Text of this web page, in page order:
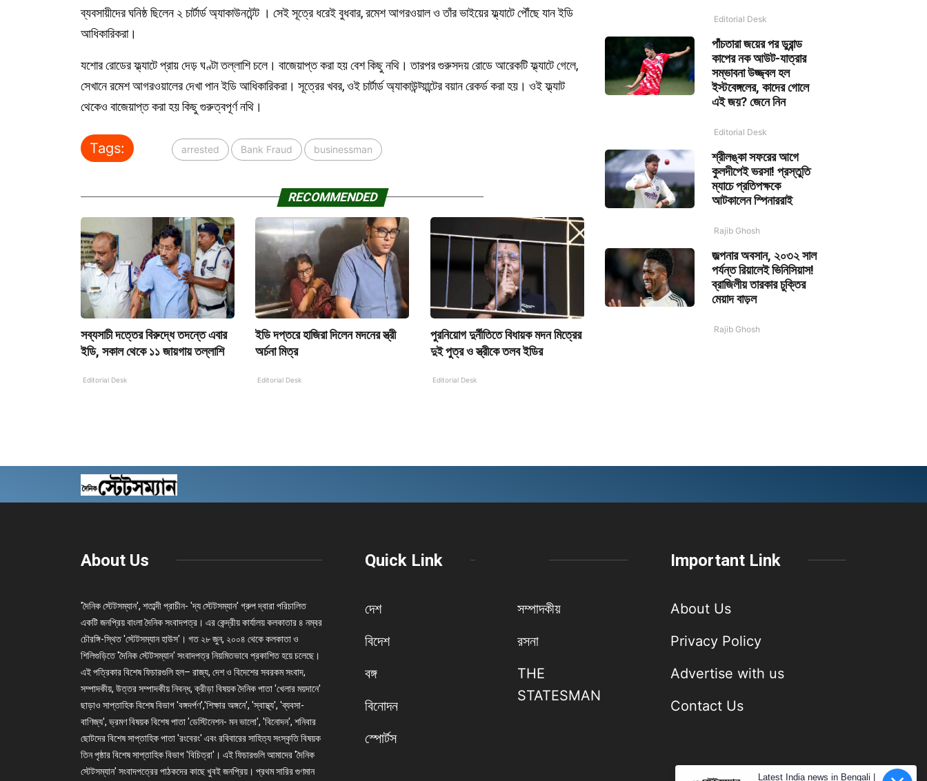
ব্যবসায়ীদের ঘনিষ্ঠ ছিলেন ২ চার্টার্ড অ্যাকাউনটেন্ট । সেই সূত্রে ধরেই বুধবার, রমেশ আগরওয়াল ও তাঁর ভাইয়ের ফ্ল্যাটে পৌঁছে যান ইডি
আধিকারিকরা।
যশোর রোডের ফ্ল্যাটে প্রায় দেড় ঘণ্টা তল্লাশি চলে। বাজেয়াপ্ত করা হয় বেশ কিছু নথি। তারপর গুরুসদয় রোডে আরেকটি ফ্ল্যাটে গেলে,
সেখানে রমেশ আগরওয়ালের দেখা পান ইডি আধিকারিকরা। সূত্রের খবর, ওই চার্টার্ড অ্যাকাউন্ট্য়ান্টের বয়ান রেকর্ড করা হয়। ওই ফ্ল্যাট
থেকেও বাজেয়াপ্ত করা হয় কিছু গুরুত্বপূর্ণ নথি।
Tags: arrested Bank Fraud businessman
RECOMMENDED
সব্যসাচী দত্তের বিরুদ্ধে তদন্তে এবার
ইডি, সকাল থেকে ১১ জায়গায় তল্লাশি
Editorial Desk
ইডি দপ্তরে হাজিরা দিলেন মদনের স্ত্রী
অর্চনা মিত্র
Editorial Desk
পুরনিয়োগ দুর্নীতিতে বিধায়ক মদন মিত্রের
দুই পুত্র ও স্ত্রীকে তলব ইডির
Editorial Desk
Editorial Desk
পাঁচতারা জয়ের পর ডুরান্ড
কাপের নক আউট-যাত্রার
সম্ভাবনা উজ্জ্বল হল
ইস্টবেঙ্গলের, কাদের গোলে
এই জয়? জেনে নিন
Editorial Desk
শ্রীলঙ্কা সফরের আগে
কুলদীপেই ভরসা! প্রস্তুতি
ম্যাচে প্রতিপক্ষকে
আটকালেন স্পিনাররাই
Rajib Ghosh
জল্পনার অবসান, ২০৩২ সাল
পর্যন্ত রিয়ালেই ভিনিসিয়াস!
ব্রাজিলীয় তারকার চুক্তির
মেয়াদ বাড়ল
Rajib Ghosh
About Us
'দৈনিক স্টেটসম্যান', শতাব্দী প্রাচীন- 'দ্য স্টেটসম্যান' গ্রুপ দ্বারা পরিচালিত
একটি জনপ্রিয় বাংলা দৈনিক সংবাদপত্র। এর কেন্দ্রীয় কার্যালয় কলকাতার ৪ নম্বর
চৌরঙ্গি-স্থিত 'স্টেটসম্যান হাউস'। গত ২৮ জুন, ২০০৪ থেকে কলকাতা ও
শিলিগুড়িতে 'দৈনিক স্টেটসম্যান' সংবাদপত্র নিয়মিতভাবে প্রকাশিত হয়ে চলেছে।
এই পত্রিকার বিশেষ ফিচারগুলি হল– রাজ্য, দেশ ও বিদেশের সবরকম সংবাদ,
সম্পাদকীয়, উত্তর সম্পাদকীয় নিবন্ধ, ক্রীড়া বিষয়ক দৈনিক পাতা 'খেলার ময়দানে'
ছাড়াও সাপ্তাহিক বিশেষ বিভাগ 'বঙ্গদর্পণ','শিক্ষার অঙ্গনে', 'স্বাস্থ্য', 'ব্যবসা-
বাণিজ্য', ভ্রমণ বিষয়ক বিশেষ পাতা 'ডেস্টিনেশন- মন ভালো', 'বিনোদন', শনিবার
ছোটদের বিশেষ সাপ্তাহিক পাতা 'রংবেরং' এবং রবিবারের সাহিত্য সংস্কৃতি বিষয়ক
তিন পৃষ্ঠার বিশেষ সাপ্তাহিক বিভাগ 'বিচিত্রা'। এই ফিচারগুলি আমাদের 'দৈনিক
স্টেটসম্যান' সংবাদপত্রের পাঠকদের কাছে খুবই জনপ্রিয়। প্রথম সারির গুণমান
Quick Link
দেশ
বিদেশ
বঙ্গ
বিনোদন
স্পোর্টস
সম্পাদকীয়
রসনা
THE
STATESMAN
Important Link
About Us
Privacy Policy
Advertise with us
Contact Us
Latest India news in Bengali |